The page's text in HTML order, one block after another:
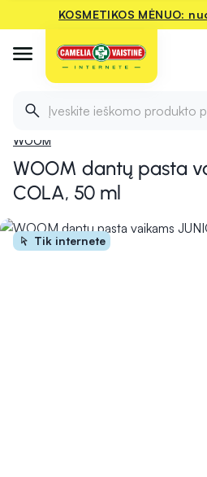
KOSMETIKOS MĖNUO:
Įveskite ieškomo produkto
WOOM
WOOM dantų pasta
COLA, 50 ml
Tik internete